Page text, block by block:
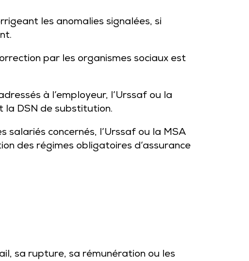
les anomalies signalées, si
par les organismes sociaux est
à l’employeur, l’Urssaf ou la
la DSN de substitution.
concernés, l’Urssaf ou la MSA
des régimes obligatoires d’assurance
sa rupture, sa rémunération ou les